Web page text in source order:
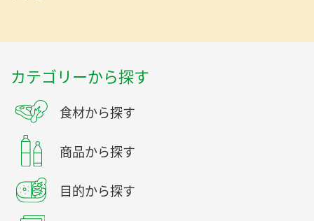
カテゴリーから探す
食材から探す
商品から探す
目的から探す